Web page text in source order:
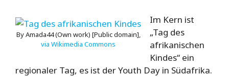
By Amada44 (Own work) [Public domain],
via Wikimedia Commons
Im Kern ist
„Tag des
afrikanischen
Kindes“ ein
regionaler Tag, es ist der Youth Day in Südafrika.